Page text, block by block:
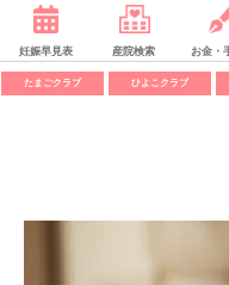
妊娠早見表 産院検索 お金・
たまごクラブ ひよこクラブ